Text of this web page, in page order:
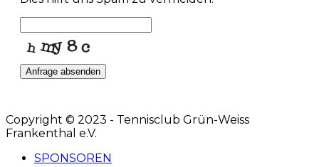
Anfrage absenden
Copyright © 2023 - Tennisclub Grün-Weiss
Frankenthal e.V.
SPONSOREN